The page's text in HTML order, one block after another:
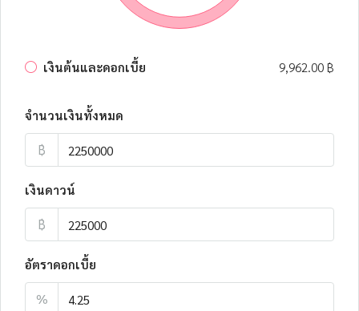
เงินต้นและดอกเบี้ย 9,962.00 ฿
จำนวนเงินทั้งหมด
฿
เงินดาวน์
฿
อัตราดอกเบี้ย
%